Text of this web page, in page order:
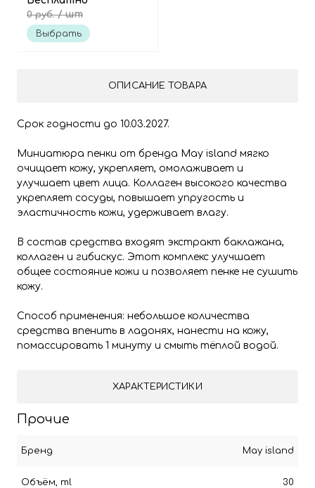
0 руб./ шт
Выбрать
ОПИСАНИЕ ТОВАРА
Срок годности до 10.03.2027.
Миниатюра пенки от бренда May island мягко
очищает кожу, укрепляет, омолаживает и
улучшает цвет лица. Коллаген высокого качества
укрепляет сосуды, повышает упругость и
эластичность кожи, удерживает влагу.
В состав средства входят экстракт баклажана,
коллаген и гибискус. Этот комплекс улучшает
общее состояние кожи и позволяет пенке не сушить
кожу.
Способ применения: небольшое количества
средства впенить в ладонях, нанести на кожу,
помассировать 1 минуту и смыть тёплой водой.
ХАРАКТЕРИСТИКИ
Прочие
Бренд May island
Объём, ml 30